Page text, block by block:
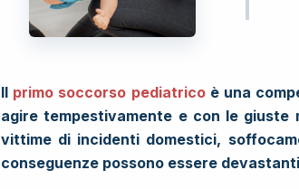
Il primo soccorso pediatricoè una
agire tempestivamente e con le
vittime di incidenti domestici,
conseguenze possono essere